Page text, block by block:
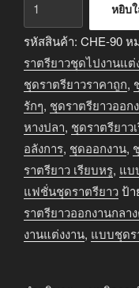
ชุด
ราตรี
ยาว
ออกงาน
กลาง
คืน
สีดำ
ชิ้น
หยิบ
รหัสสินค้า: CHE-90ห
ราตรียาวชุดไปงานแต่
ชุดราตรียาวราคาถูก,
รักๆ, ชุดราตรียาวออก
หางปลา, ชุดราตรียาว
อลังการ, ชุดออกงาน,
ราตรียาว เรียบหรู, แบ
แฟชั่นชุดราตรียาวป้า
ราตรียาวออกงานกลา
งานแต่งงาน, แบบชุดร